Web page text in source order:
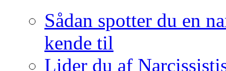
Sådan spotter du en
kende til
Lider du af